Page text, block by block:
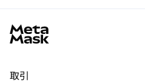
取引